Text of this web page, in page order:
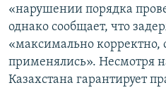
«нарушении порядка
однако сообщает, что
«максимально корректно,
применялись». Несмотря
Казахстана гарантирует